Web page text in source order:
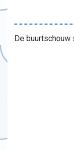
De buurtschouw